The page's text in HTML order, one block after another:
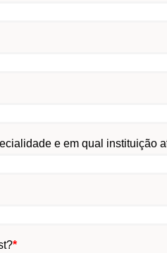
e em qual instituição
*